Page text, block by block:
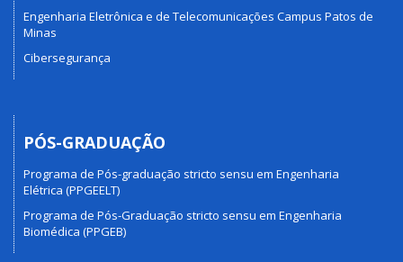
Engenharia Eletrônica e de Telecomunicações Campus Patos de
Minas
Cibersegurança
PÓS-GRADUAÇÃO
Programa de Pós-graduação stricto sensu em Engenharia
Elétrica (PPGEELT)
Programa de Pós-Graduação stricto sensu em Engenharia
Biomédica (PPGEB)